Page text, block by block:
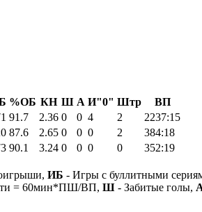
%ОБ КН Ш А И"0" Штр
ВП
91.7 2.36 0 0 4 2
2237:15
87.6 2.65 0 0 0 2
384:18
90.1 3.24 0 0 0 0
352:19
ИБ - Игры с буллитными
= 60мин*ПШ/ВП, Ш - Забитые голы,